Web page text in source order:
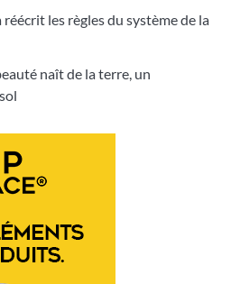
les règles du système de la
naît de la terre, un